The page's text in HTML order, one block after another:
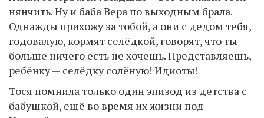
нянчить. Ну и баба Вера по выходным брала.
Однажды прихожу за тобой, а они с дедом тебя,
годовалую, кормят селёдкой, говорят, что ты
больше ничего есть не хочешь. Представляешь,
ребёнку — селёдку солёную! Идиоты!
Тося помнила только один эпизод из детства с
бабушкой, ещё во время их жизни под